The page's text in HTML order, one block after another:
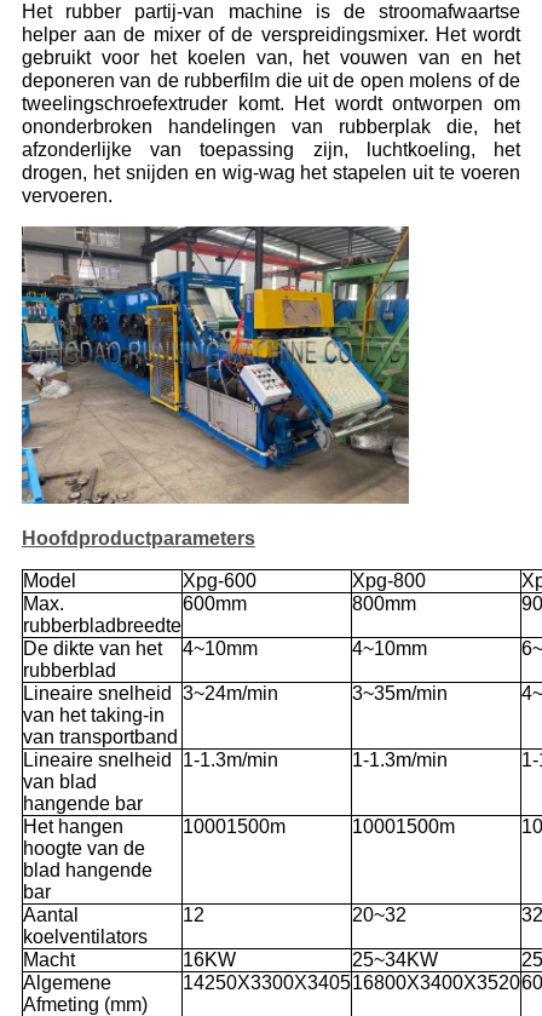
Het rubber partij-van machine is de stroomafwaartse
helper aan de mixer of de verspreidingsmixer. Het wordt
gebruikt voor het koelen van, het vouwen van en het
deponeren van de rubberfilm die uit de open molens of de
tweelingschroefextruder komt. Het wordt ontworpen om
ononderbroken handelingen van rubberplak die, het
afzonderlijke van toepassing zijn, luchtkoeling, het
drogen, het snijden en wig-wag het stapelen uit te voeren
vervoeren.
Hoofdproductparameters
Model Xpg-600 Xpg-800
Max.
rubberbladbreedte
600mm 800mm
De dikte van het
rubberblad
4~10mm 4~10mm
Lineaire snelheid
van het taking-in
van transportband
3~24m/min 3~35m/min
Lineaire snelheid
van blad
hangende bar
1-1.3m/min 1-1.3m/min
Het hangen
hoogte van de
blad hangende
bar
10001500m 10001500m
Aantal
koelventilators
12 20~32
Macht 16KW 25~34KW
Algemene
Afmeting (mm)
14250X3300X340516800X3400X3520